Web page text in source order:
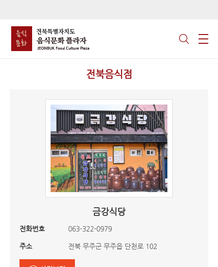
전북음식점
금강식당
전화번호 063-322-0979
주소 전북 무주군 무주읍 단천로 102